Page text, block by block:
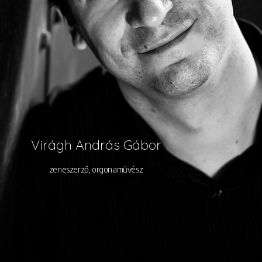
Virágh András Gábor
zeneszerző, orgonaművész